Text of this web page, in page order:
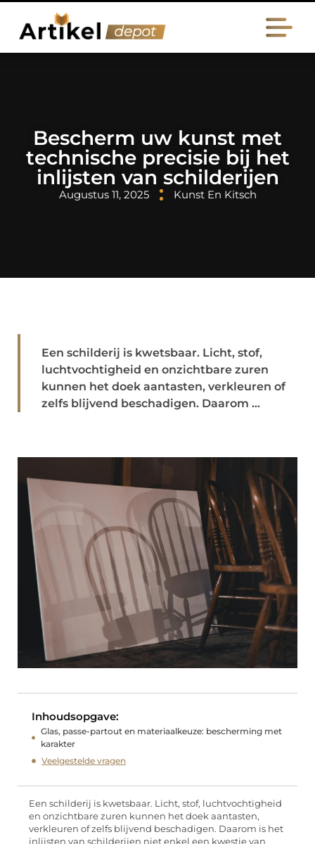
Bescherm uw kunst met
technische precisie bij het
inlijsten van schilderijen
Augustus 11, 2025 Kunst En Kitsch
Een schilderij is kwetsbaar. Licht, stof,
luchtvochtigheid en onzichtbare zuren
kunnen het doek aantasten, verkleuren of
zelfs blijvend beschadigen. Daarom ...
Inhoudsopgave:
Glas, passe-partout en materiaalkeuze: bescherming met
karakter
Veelgestelde vragen
Een schilderij is kwetsbaar. Licht, stof, luchtvochtigheid
en onzichtbare zuren kunnen het doek aantasten,
verkleuren of zelfs blijvend beschadigen. Daarom is het
inlijsten van schilderijen niet enkel een kwestie van